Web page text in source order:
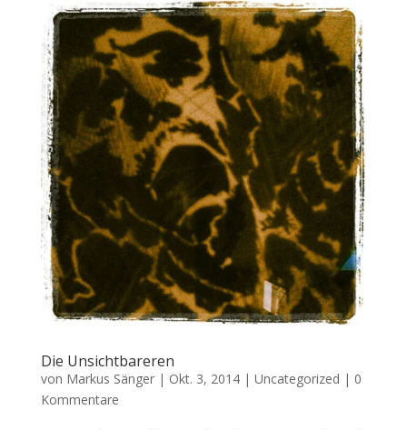
Die Unsichtbareren
von Markus Sänger| Okt. 3, 2014| Uncategorized | 0
Kommentare